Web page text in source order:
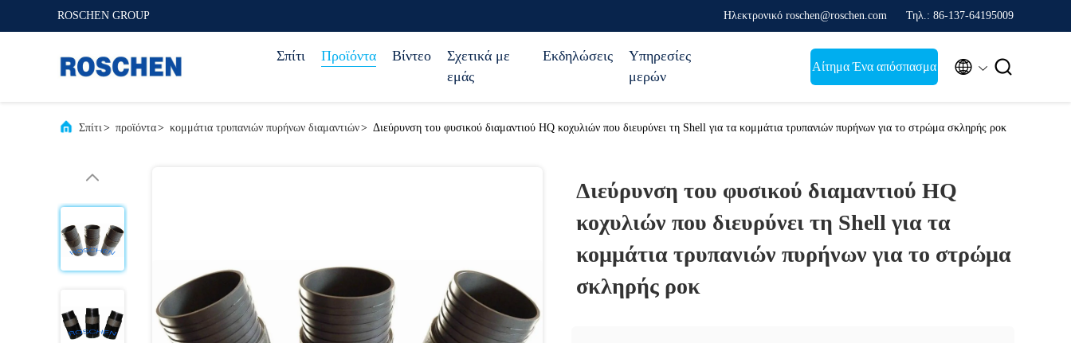
ROSCHEN GROUP Ηλεκτρονικό roschen@roschen.com Τηλ.: 86-137-64195009
Σπίτι Προϊόντα Βίντεο
Σχετικά με
εμάς
Εκδηλώσεις
Υπηρεσίες
μερών
Αίτημα Ένα απόσπασμα  
Σπίτι> προϊόντα> κομμάτια τρυπανιών πυρήνων διαμαντιών> Διεύρυνση του φυσικού διαμαντιού HQ κοχυλιών που διευρύνει τη Shell για τα κομμάτια τρυπανιών πυρήνων για το στρώμα σκληρής ροκ
Διεύρυνση του φυσικού διαμαντιού HQ
κοχυλιών που διευρύνει τη Shell για τα
κομμάτια τρυπανιών πυρήνων για το στρώμα
σκληρής ροκ